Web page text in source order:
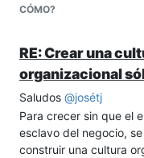
• mejorar la rotación
• y lograr ganancias
CÓMO?
RE: Crear una
organizacional
Saludos @josétj
Para crecer sin que el
esclavo del negocio,
construir una cultura